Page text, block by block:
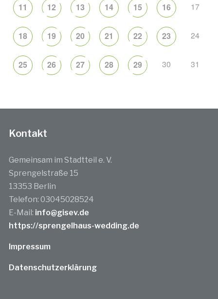
11 12 13 14 15 16 17
18 19 20 21 22 23 24
25 26 27 28 29 30 31
Kontakt
Gemeinsam im Stadtteil e. V.
Sprengelstraße 15
13353 Berlin
Telefon: 03045028524
E-Mail: info@gisev.de
https://sprengelhaus-wedding.de
Impressum
Datenschutzerklärung